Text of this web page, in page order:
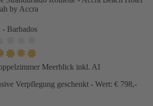
by Accra
Barbados
Meerblick inkl. AI
Verpflegung geschenkt - Wert: € 798,-